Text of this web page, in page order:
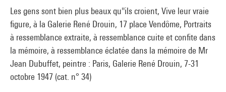
Les gens sont bien plus beaux qu''ils croient, Vive leur vraie
figure, à la Galerie René Drouin, 17 place Vendôme, Portraits
à ressemblance extraite, à ressemblance cuite et confite dans
la mémoire, à ressemblance éclatée dans la mémoire de Mr
Jean Dubuffet, peintre : Paris, Galerie René Drouin, 7-31
octobre 1947 (cat. n° 34)